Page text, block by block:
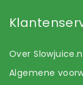
Over
Algemene